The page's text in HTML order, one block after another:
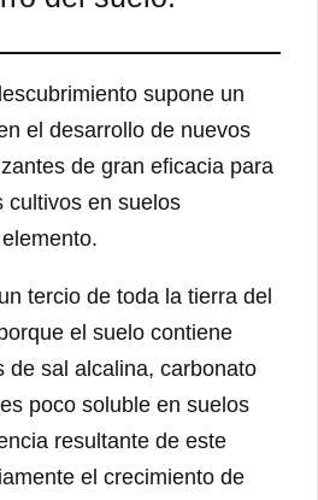
supone un
el desarrollo de nuevos
de gran eficacia para
cultivos en suelos
tercio de toda la tierra del
el suelo contiene
de sal alcalina, carbonato
poco soluble en suelos
resultante de este
el crecimiento de